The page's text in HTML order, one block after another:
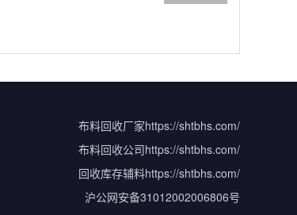
布料回收厂家https://shtbhs.com/
布料回收公司https://shtbhs.com/
回收库存辅料https://shtbhs.com/
沪公网安备31012002006806号